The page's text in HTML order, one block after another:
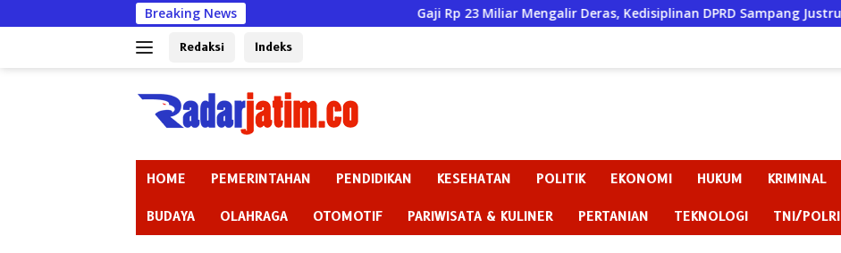
ke
Breaking News Gaji Rp 23 Miliar Mengalir Deras, Kedisiplinan DPRD Sampang Justru “Mati Suri”
Redaksi Indeks
HOME PEMERINTAHAN PENDIDIKAN KESEHATAN POLITIK EKONOMI HUKUM KRIMINAL
BUDAYA OLAHRAGA OTOMOTIF PARIWISATA & KULINER PERTANIAN TEKNOLOGI TNI/POLRI